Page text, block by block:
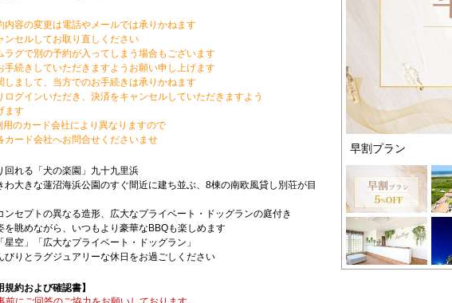
容の変更は電話やメールでは承りかねます
セルしてお取り直しください
グで別の予約が入ってしまう場合もございます
続きしていただきますようお願い申し上げます
まして、当方でのお手続きは承りかねます
グインいただき、決済をキャンセルしていただきますよう
ます
のカード会社により異なりますので
ード会社へお問合せくださいませ
回れる「犬の楽園」九十九里浜
わ大きな蓮沼海浜公園のすぐ間近に建ち並ぶ、8棟の南欧風貸し別荘が目
ンセプトの異なる造形、広大なプライベート・ドッグランの庭付き
を眺めながら、いつもより豪華なBBQも楽しめます
星空」「広大なプライベート・ドッグラン」
びりとラグジュアリーな休日をお過ごしください
規約および確認書】
早割プラン